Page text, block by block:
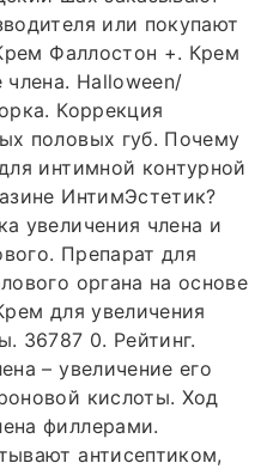
или покупают
Фаллостон +. Крем
Halloween/
Коррекция
половых губ. Почему
интимной контурной
ИнтимЭстетик?
увеличения члена и
Препарат для
органа на основе
для увеличения
36787 0. Рейтинг.
– увеличение его
кислоты. Ход
филлерами.
антисептиком,